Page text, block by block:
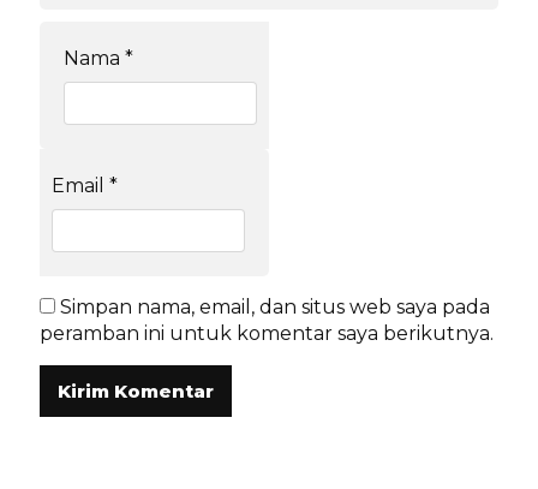
Nama *
Email *
Simpan nama, email, dan situs web saya pada
peramban ini untuk komentar saya berikutnya.